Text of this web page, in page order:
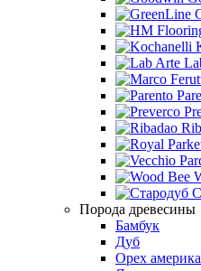
Порода древесины
Бамбук
Дуб
Орех